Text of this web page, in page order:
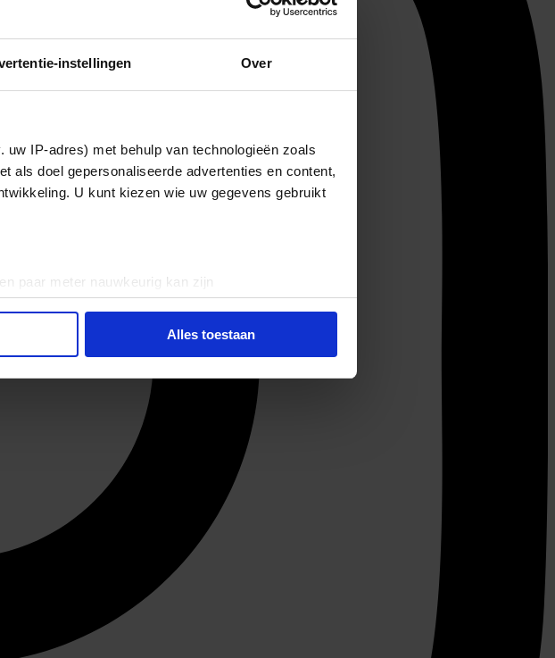
instellingen Over
IP-adres) met behulp van technologieën zoals
als doel gepersonaliseerde advertenties en content,
U kunt kiezen wie uw gegevens gebruikt
paar meter nauwkeurig kan zijn
eigenschappen (fingerprinting)
uw voorkeuren in het
detailgedeelte
functies voor social media te bieden en om ons
van onze site met onze partners voor social
met andere informatie die u aan ze heeft
services.
Alles toestaan